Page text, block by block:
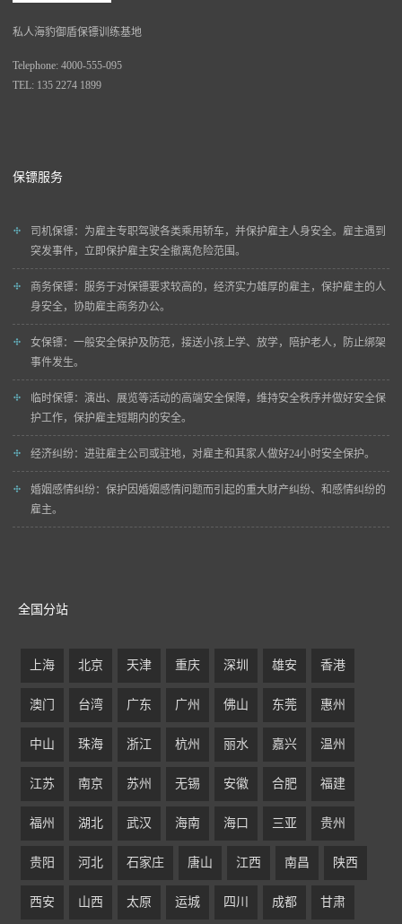
私人海豹御盾保镖训练基地
Telephone: 4000-555-095
TEL: 135 2274 1899
保镖服务
司机保镖：为雇主专职驾驶各类乘用轿车，并保护雇主人身安全。雇主遇到
突发事件，立即保护雇主安全撤离危险范围。
商务保镖：服务于对保镖要求较高的，经济实力雄厚的雇主，保护雇主的人
身安全，协助雇主商务办公。
女保镖：一般安全保护及防范，接送小孩上学、放学，陪护老人，防止绑架
事件发生。
临时保镖：演出、展览等活动的高端安全保障，维持安全秩序并做好安全保
护工作，保护雇主短期内的安全。
经济纠纷：进驻雇主公司或驻地，对雇主和其家人做好24小时安全保护。
婚姻感情纠纷：保护因婚姻感情问题而引起的重大财产纠纷、和感情纠纷的
雇主。
全国分站
上海 北京 天津 重庆 深圳 雄安 香港
澳门 台湾 广东 广州 佛山 东莞 惠州
中山 珠海 浙江 杭州 丽水 嘉兴 温州
江苏 南京 苏州 无锡 安徽 合肥 福建
福州 湖北 武汉 海南 海口 三亚 贵州
贵阳 河北 石家庄 唐山 江西 南昌 陕西
西安 山西 太原 运城 四川 成都 甘肃